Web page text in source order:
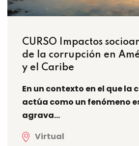
CURSO Impactos
de la corrupción en
y el Caribe
En un contexto en el que la
actúa como un fenómeno
agrava...
Virtual